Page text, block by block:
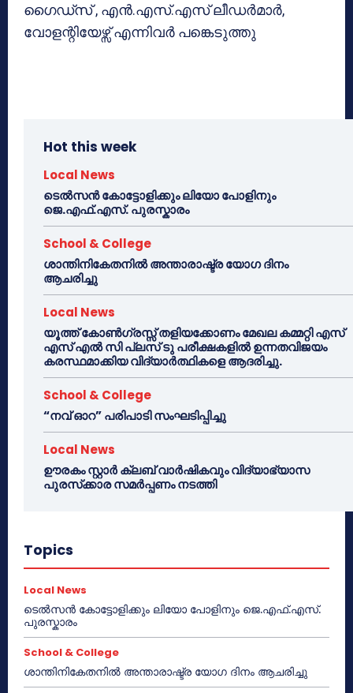
ഗൈഡ്‌സ് , എന്‍.എസ്.എസ് ലീഡര്‍മാര്‍,
വോളന്റിയേഴ്സ് എന്നിവര്‍ പങ്കെടുത്തു
Hot this week
Local News
ടെൽസൻ കോട്ടോളിക്കും ലിയോ പോളിനും
ജെ.എഫ്.എസ്. പുരസ്കാരം
School & College
ശാന്തിനികേതനിൽ അന്താരാഷ്ട്ര യോഗ ദിനം
ആചരിച്ചു
Local News
യൂത്ത് കോൺഗ്രസ്സ് തളിയക്കോണം മേഖല കമ്മറ്റി എസ്
എസ് എൽ സി പ്ലസ് ടു പരീക്ഷകളിൽ ഉന്നതവിജയം
കരസ്ഥമാക്കിയ വിദ്യാർത്ഥികളെ ആദരിച്ചു.
School & College
“നവ് ഓറ” പരിപാടി സംഘടിപ്പിച്ചു
Local News
ഊരകം സ്റ്റാർ ക്ലബ് വാർഷികവും വിദ്യാഭ്യാസ
പുരസ്‌ക്കാര സമർപ്പണം നടത്തി
Topics
Local News
ടെൽസൻ കോട്ടോളിക്കും ലിയോ പോളിനും ജെ.എഫ്.എസ്.
പുരസ്കാരം
School & College
ശാന്തിനികേതനിൽ അന്താരാഷ്ട്ര യോഗ ദിനം ആചരിച്ചു